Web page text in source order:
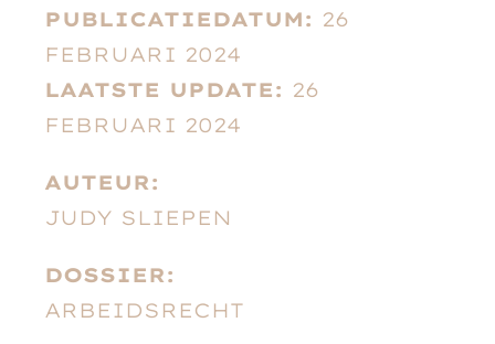
PUBLICATIEDATUM: 26
FEBRUARI 2024
LAATSTE UPDATE: 26
FEBRUARI 2024
AUTEUR:
JUDY SLIEPEN
DOSSIER:
ARBEIDSRECHT